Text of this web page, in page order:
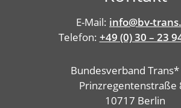
E-Mail: info@bv-
Telefon: +49 (0) 30 – 23
Bundesverband Trans*
Prinzregentenstraße
10717 Berlin